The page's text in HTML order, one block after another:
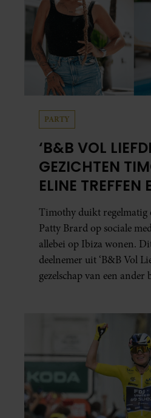
PARTY
‘B&B VOL
GEZICHTEN
ELINE TREFFEN
IBIZA
Timothy duikt regelmatig
Patty Brard op sociale
allebei op Ibiza wonen.
deelnemer uit ‘B&B Vol
gezelschap van een ander